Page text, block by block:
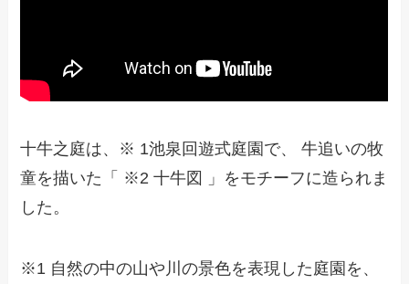
十牛之庭は、※ 1池泉回遊式庭園で、 牛追いの牧
童を描いた「 ※2 十牛図 」をモチーフに造られま
した。
※1 自然の中の山や川の景色を表現した庭園を、